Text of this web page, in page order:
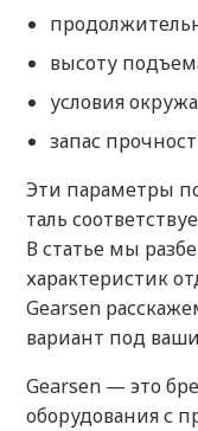
высоту
условия
запас
Эти параметры
таль
В статье мы
характеристик
Gearsen
вариант под
Gearsen — это
оборудования с